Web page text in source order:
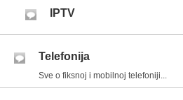
IPTV
Telefonija
Sve o fiksnoj i mobilnoj telefoniji...